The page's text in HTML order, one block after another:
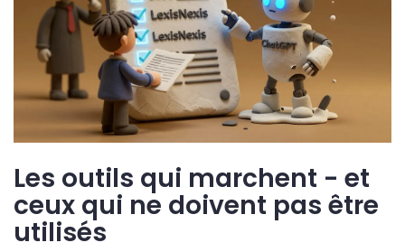
Les outils qui marchent - et
ceux qui ne doivent pas être
utilisés